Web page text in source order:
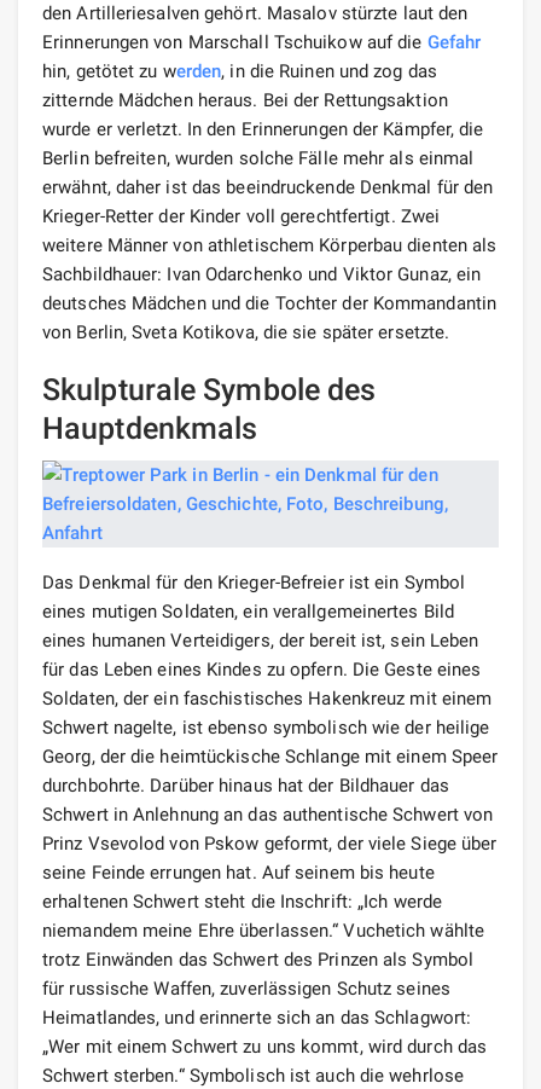
den Artilleriesalven gehört. Masalov stürzte laut den
Erinnerungen von Marschall Tschuikow auf die Gefahr
hin, getötet zu werden, in die Ruinen und zog das
zitternde Mädchen heraus. Bei der Rettungsaktion
wurde er verletzt. In den Erinnerungen der Kämpfer, die
Berlin befreiten, wurden solche Fälle mehr als einmal
erwähnt, daher ist das beeindruckende Denkmal für den
Krieger-Retter der Kinder voll gerechtfertigt. Zwei
weitere Männer von athletischem Körperbau dienten als
Sachbildhauer: Ivan Odarchenko und Viktor Gunaz, ein
deutsches Mädchen und die Tochter der Kommandantin
von Berlin, Sveta Kotikova, die sie später ersetzte.
Skulpturale Symbole des
Hauptdenkmals
Das Denkmal für den Krieger-Befreier ist ein Symbol
eines mutigen Soldaten, ein verallgemeinertes Bild
eines humanen Verteidigers, der bereit ist, sein Leben
für das Leben eines Kindes zu opfern. Die Geste eines
Soldaten, der ein faschistisches Hakenkreuz mit einem
Schwert nagelte, ist ebenso symbolisch wie der heilige
Georg, der die heimtückische Schlange mit einem Speer
durchbohrte. Darüber hinaus hat der Bildhauer das
Schwert in Anlehnung an das authentische Schwert von
Prinz Vsevolod von Pskow geformt, der viele Siege über
seine Feinde errungen hat. Auf seinem bis heute
erhaltenen Schwert steht die Inschrift: „Ich werde
niemandem meine Ehre überlassen.“ Vuchetich wählte
trotz Einwänden das Schwert des Prinzen als Symbol
für russische Waffen, zuverlässigen Schutz seines
Heimatlandes, und erinnerte sich an das Schlagwort:
„Wer mit einem Schwert zu uns kommt, wird durch das
Schwert sterben.“ Symbolisch ist auch die wehrlose